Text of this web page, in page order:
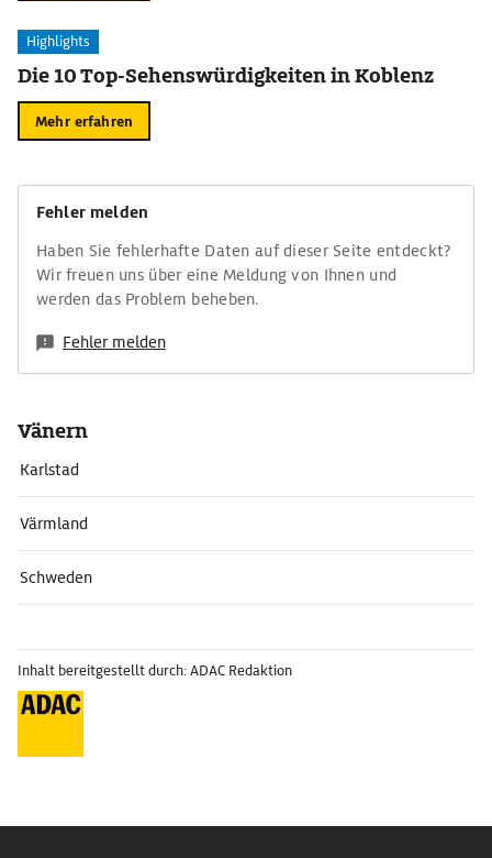
Highlights
Die 10 Top-Sehenswürdigkeiten in Koblenz
Mehr erfahren
Fehler melden
Haben Sie fehlerhafte Daten auf dieser Seite entdeckt?
Wir freuen uns über eine Meldung von Ihnen und
werden das Problem beheben.
Fehler melden
Vänern
Karlstad
Värmland
Schweden
Inhalt bereitgestellt durch: ADAC Redaktion